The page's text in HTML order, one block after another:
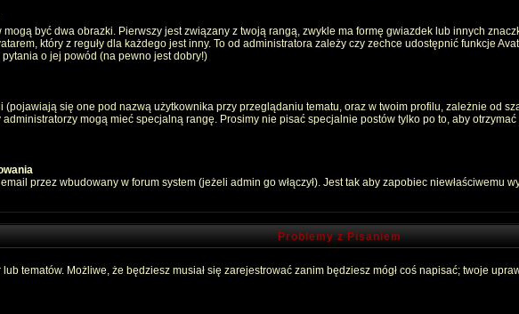
być dwa obrazki. Pierwszy jest związany z twoją rangą, zwykle ma formę gwiazdek lub innych
który z reguły dla każdego jest inny. To od administratora zależy czy zechce udostępnić funkcje
o jej powód (na pewno jest dobry!)
się one pod nazwą użytkownika przy przeglądaniu tematu, oraz w twoim profilu, zależnie od
mogą mieć specjalną rangę. Prosimy nie pisać specjalnie postów tylko po to, aby
przez wbudowany w forum system (jeżeli admin go włączył). Jest tak aby zapobiec niewłaściwemu
Problemy z Pisaniem
tematów. Możliwe, że będziesz musiał się zarejestrować zanim będziesz mógł coś napisać; twoje